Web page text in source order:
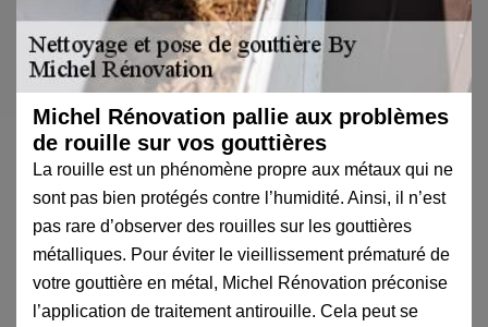
Michel Rénovation pallie aux problèmes
de rouille sur vos gouttières
La rouille est un phénomène propre aux métaux qui ne
sont pas bien protégés contre l’humidité. Ainsi, il n’est
pas rare d’observer des rouilles sur les gouttières
métalliques. Pour éviter le vieillissement prématuré de
votre gouttière en métal, Michel Rénovation préconise
l’application de traitement antirouille. Cela peut se